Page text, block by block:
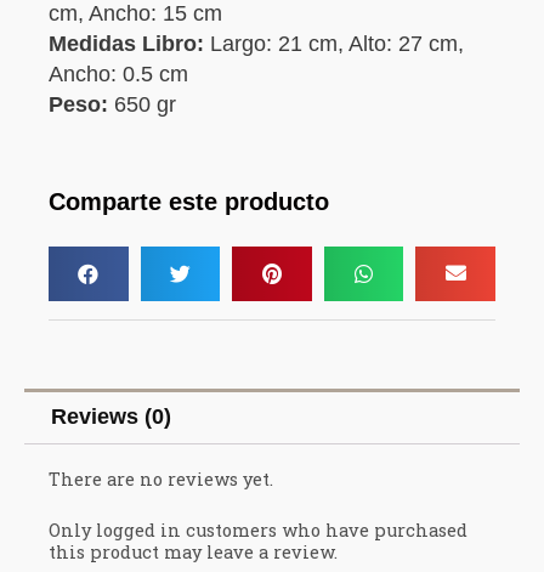
cm, Ancho: 15 cm
Medidas Libro: Largo: 21 cm, Alto: 27 cm,
Ancho: 0.5 cm
Peso: 650 gr
Comparte este producto
Reviews (0)
There are no reviews yet.
Only logged in customers who have purchased
this product may leave a review.